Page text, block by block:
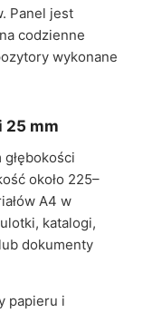
Panel jest
codzienne
wykonane
25 mm
głębokości
około 225–
A4 w
katalogi,
dokumenty
papieru i